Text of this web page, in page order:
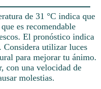
de 31 °C indica que
es recomendable
El pronóstico indica
Considera utilizar luces
para mejorar tu ánimo.
con una velocidad de
molestias.